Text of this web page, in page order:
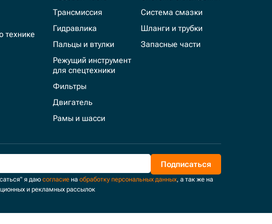
технике
Трансмиссия
Гидравлика
Пальцы и втулки
Режущий инструмент
для спецтехники
Фильтры
Двигатель
Рамы и шасси
Система смазки
Шланги и трубки
Запасные части
Подписаться
я даюсогласиена обработку персональных данных, а так же на
и рекламных рассылок